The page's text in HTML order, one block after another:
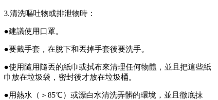
3.清洗嘔吐物或排泄物時：
●建議使用口罩。
●要戴手套，在脫下和丟掉手套後要洗手。
●使用隨用隨丟的紙巾或拭布來清理任何物體，並且把這些紙
巾放在垃圾袋，密封後才放在垃圾桶。
●用熱水（＞85℃）或漂白水清洗弄髒的環境，並且徹底抹